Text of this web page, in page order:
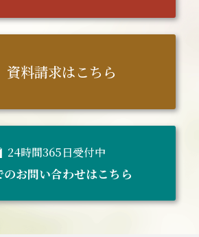
資料請求はこちら
24時間365日受付中
のお問い合わせはこちら